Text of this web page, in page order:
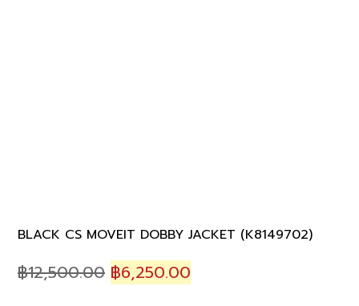
BLACK CS MOVEIT DOBBY JACKET (K8149702)
฿12,500.00 Original
฿6,250.00